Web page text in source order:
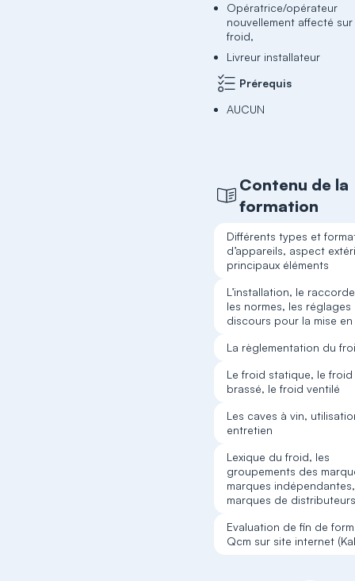
Opératrice/opérateur
nouvellement affecté sur
froid,
Livreur installateur
Prérequis
AUCUN
Contenu de la
formation
Différents types et
d’appareils, aspect
principaux éléments
L’installation, le
les normes, les réglages
discours pour la mise
La règlementation du
Le froid statique, le froid
brassé, le froid ventilé
Les caves à vin,
entretien
Lexique du froid, les
groupements des
marques
marques de
Evaluation de fin de
Qcm sur site internet